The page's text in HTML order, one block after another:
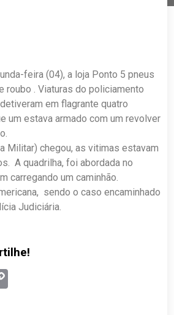
feira (04), a loja Ponto 5 pneus
roubo . Viaturas do policiamento
em flagrante quatro
um estava armado com um revolver
Militar) chegou, as vitimas estavam
A quadrilha, foi abordada no
carregando um caminhão.
sendo o caso encaminhado
Judiciária.